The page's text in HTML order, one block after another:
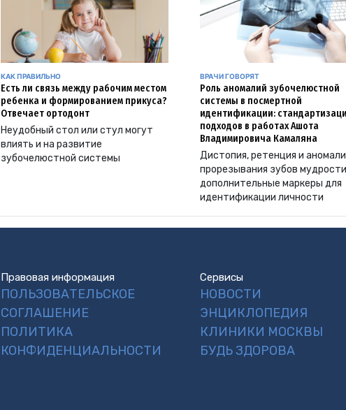
КАК ПРАВИЛЬНО
Есть ли связь между рабочим местом
ребенка и формированием прикуса?
Отвечает ортодонт
Неудобный стол или стул могут
влиять и на развитие
зубочелюстной системы
ВРАЧИ ГОВОРЯТ
Роль аномалий зубочелюстной
системы в посмертной
идентификации:
подходов в работах Ашота
Владимировича Камаляна
Дистопия, ретенция и
прорезывания зубов
дополнительные маркеры для
идентификации личности
Правовая информация
ПОЛЬЗОВАТЕЛЬСКОЕ
СОГЛАШЕНИЕ
ПОЛИТИКА
КОНФИДЕНЦИАЛЬНОСТИ
Сервисы
НОВОСТИ
ЭНЦИКЛОПЕДИЯ
КЛИНИКИ МОСКВЫ
БУДЬ ЗДОРОВА